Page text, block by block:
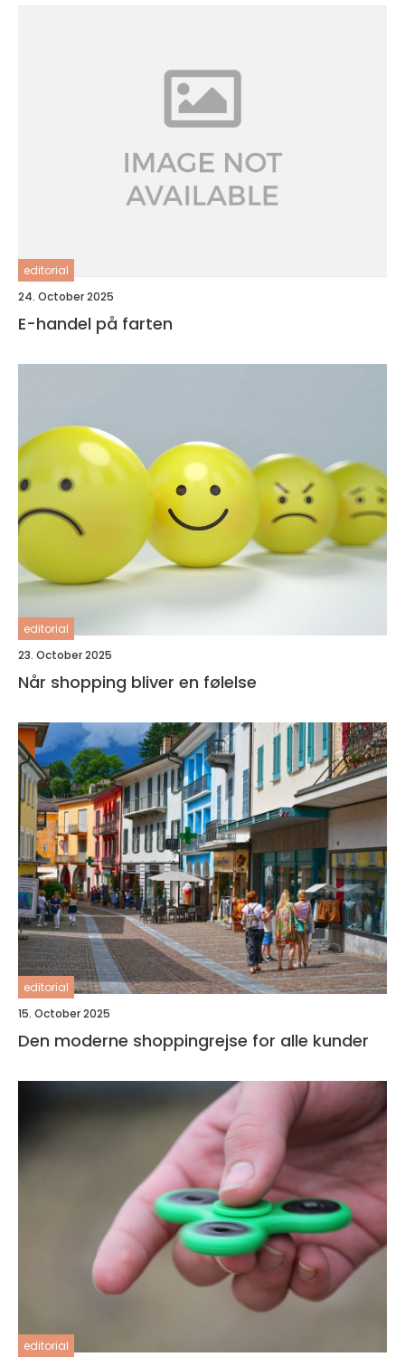
editorial
24. October 2025
E-handel på farten
editorial
23. October 2025
Når shopping bliver en følelse
editorial
15. October 2025
Den moderne shoppingrejse for alle kunder
editorial